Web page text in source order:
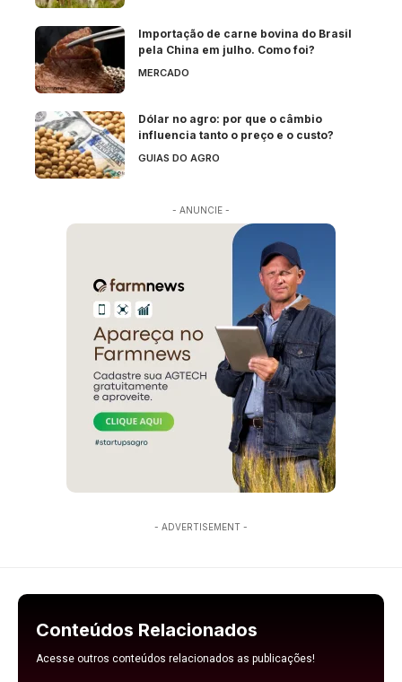
Importação de carne bovina do Brasil
pela China em julho. Como foi?
MERCADO
Dólar no agro: por que o câmbio
influencia tanto o preço e o custo?
GUIAS DO AGRO
- ANUNCIE -
- ADVERTISEMENT -
Conteúdos Relacionados
Acesse outros conteúdos relacionados as publicações!